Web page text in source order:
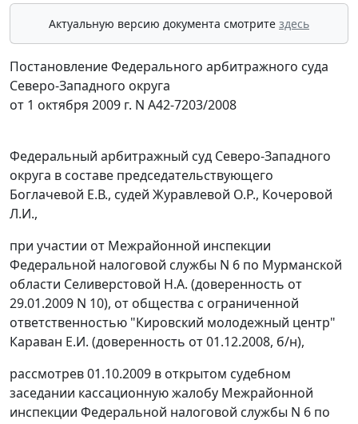
Актуальную версию документа смотрите здесь
Постановление Федерального арбитражного суда
Северо-Западного округа
от 1 октября 2009 г. N А42-7203/2008
Федеральный арбитражный суд Северо-Западного
округа в составе председательствующего
Боглачевой Е.В., судей Журавлевой О.Р., Кочеровой
Л.И.,
при участии от Межрайонной инспекции
Федеральной налоговой службы N 6 по Мурманской
области Селиверстовой Н.А. (доверенность от
29.01.2009 N 10), от общества с ограниченной
ответственностью "Кировский молодежный центр"
Караван Е.И. (доверенность от 01.12.2008, б/н),
рассмотрев 01.10.2009 в открытом судебном
заседании кассационную жалобу Межрайонной
инспекции Федеральной налоговой службы N 6 по